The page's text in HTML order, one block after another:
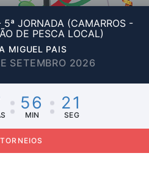
5ª JORNADA (CAMARROS -
DE PESCA LOCAL)
MIGUEL PAIS
SETEMBRO 2026
56
MIN
21
SEG